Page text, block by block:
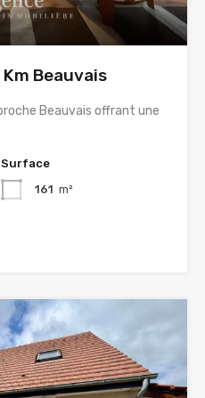
Beauvais
Beauvais offrant une
Surface
161 m²